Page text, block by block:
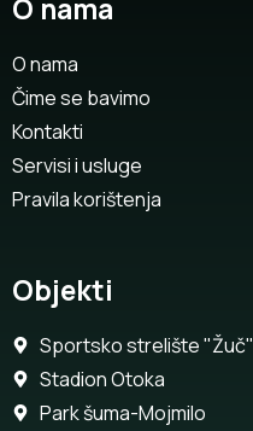
O nama
O nama
Čime se bavimo
Kontakti
Servisi i usluge
Pravila korištenja
Objekti
Sportsko strelište "Žuč"
Stadion Otoka
Park šuma-Mojmilo